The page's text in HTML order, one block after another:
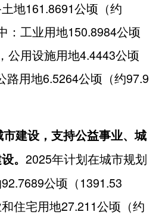
地161.8691公顷（约
：工业用地150.8984公顷
公用设施用地4.4443公顷
路用地6.5264公顷（约97.9
市建设 ， 支持公益事业、城
。 2025年计划在城市规划
公顷（1391.53
住宅用地27.211公顷（约